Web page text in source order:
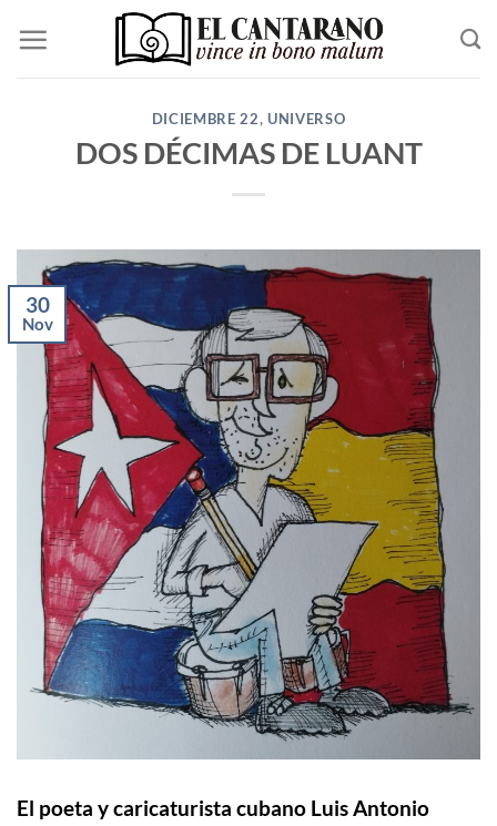
contenido
DICIEMBRE 22,UNIVERSO
DOS DÉCIMAS DE LUANT
30
Nov
El poeta y caricaturista cubano Luis Antonio